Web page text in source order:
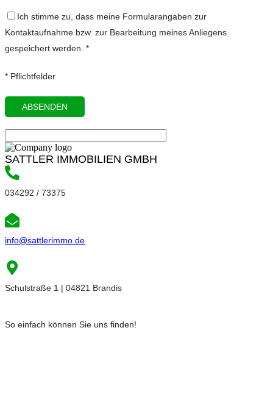
Ich stimme zu, dass meine Formularangaben zur
Kontaktaufnahme bzw. zur Bearbeitung meines Anliegens
gespeichert werden. *
* Pflichtfelder
SATTLER IMMOBILIEN GMBH
034292 / 73375
info@sattlerimmo.de
Schulstraße 1 | 04821 Brandis
So einfach können Sie uns finden!